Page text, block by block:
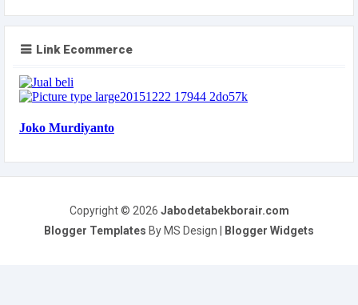
Link Ecommerce
Copyright © 2026 Jabodetabekborair.com
Blogger Templates By MS Design | Blogger Widgets